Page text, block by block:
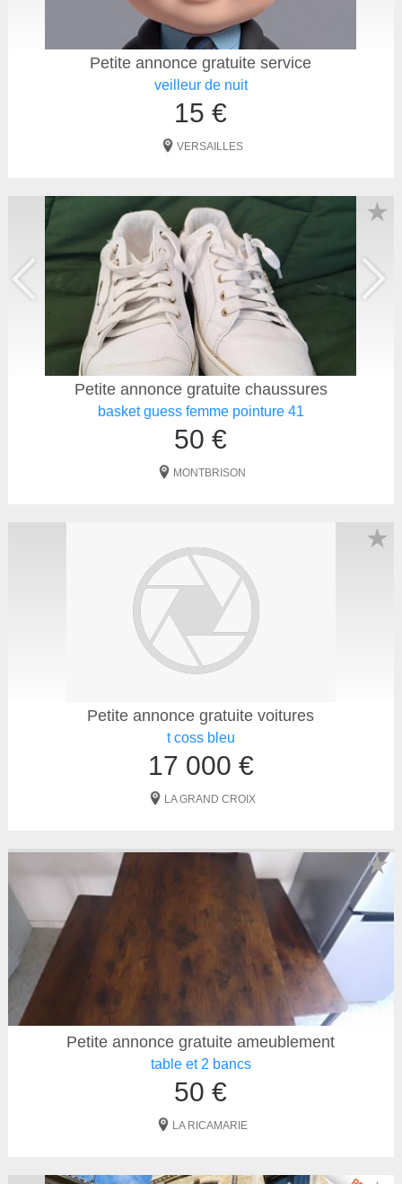
Petite annonce gratuite service
veilleur de nuit
15 €
VERSAILLES
Petite annonce gratuite chaussures
basket guess femme pointure 41
50 €
MONTBRISON
★
Petite annonce gratuite voitures
t coss bleu
17 000 €
LA GRAND CROIX
★
Petite annonce gratuite ameublement
table et 2 bancs
50 €
LA RICAMARIE
★